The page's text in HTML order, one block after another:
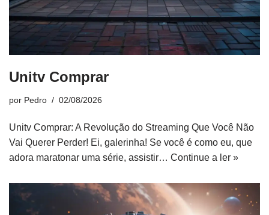
Unitv Comprar
por Pedro 02/08/2026
Unitv Comprar: A Revolução do Streaming Que Você Não
Vai Querer Perder! Ei, galerinha! Se você é como eu, que
adora maratonar uma série, assistir… Continue a ler »